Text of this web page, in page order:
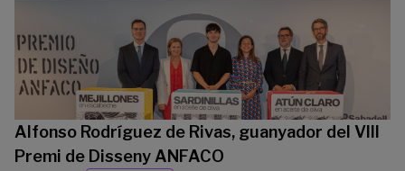
Alfonso Rodríguez de Rivas, guanyador del VIII
Premi de Disseny ANFACO